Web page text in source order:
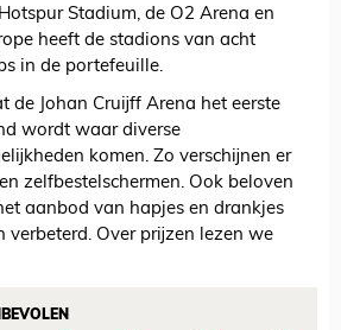
Stadium, de O2 Arena en
heeft de stadions van acht
in de portefeuille.
de Johan Cruijff Arena het eerste
wordt waar diverse
komen. Zo verschijnen er
zelfbestelschermen. Ook beloven
aanbod van hapjes en drankjes
verbeterd. Over prijzen lezen we